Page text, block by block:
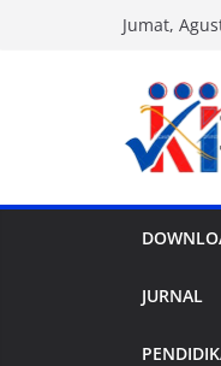
Jumat,
JURNAL